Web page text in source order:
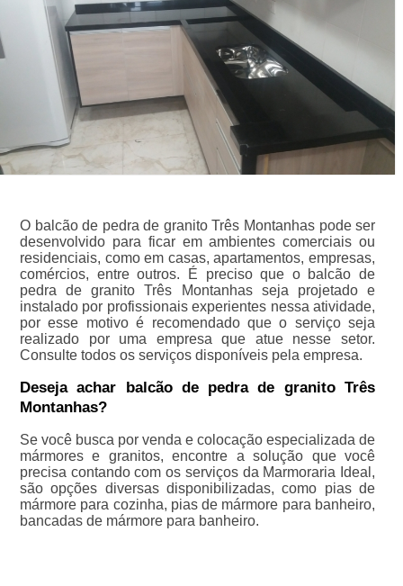
O balcão de pedra de granito Três Montanhas pode ser
desenvolvido para ficar em ambientes comerciais ou
residenciais, como em casas, apartamentos, empresas,
comércios, entre outros. É preciso que o balcão de
pedra de granito Três Montanhas seja projetado e
instalado por profissionais experientes nessa atividade,
por esse motivo é recomendado que o serviço seja
realizado por uma empresa que atue nesse setor.
Consulte todos os serviços disponíveis pela empresa.
Deseja achar balcão de pedra de granito Três
Montanhas?
Se você busca por venda e colocação especializada de
mármores e granitos, encontre a solução que você
precisa contando com os serviços da Marmoraria Ideal,
são opções diversas disponibilizadas, como pias de
mármore para cozinha, pias de mármore para banheiro,
bancadas de mármore para banheiro.